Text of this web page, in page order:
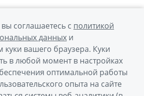
соглашаетесь с политикой
данных и
куки вашего браузера. Куки
в любой момент в настройках
оптимальной работы
опыта на сайте